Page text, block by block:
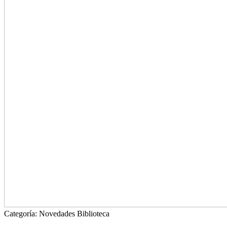
Categoría: Novedades Biblioteca